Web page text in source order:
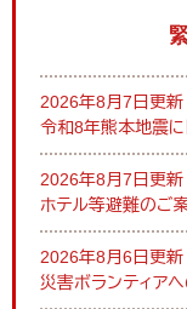
2026年8月7日更新
令和8年熊本地震
2026年8月7日更新
ホテル等避難のご
2026年8月6日更新
災害ボランティア